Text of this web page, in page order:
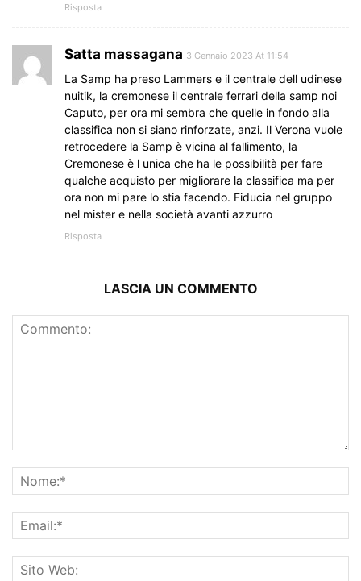
Risposta
Satta massagana 3 Gennaio 2023 At 11:54
La Samp ha preso Lammers e il centrale dell udinese
nuitik, la cremonese il centrale ferrari della samp noi
Caputo, per ora mi sembra che quelle in fondo alla
classifica non si siano rinforzate, anzi. Il Verona vuole
retrocedere la Samp è vicina al fallimento, la
Cremonese è l unica che ha le possibilità per fare
qualche acquisto per migliorare la classifica ma per
ora non mi pare lo stia facendo. Fiducia nel gruppo
nel mister e nella società avanti azzurro
Risposta
LASCIA UN COMMENTO